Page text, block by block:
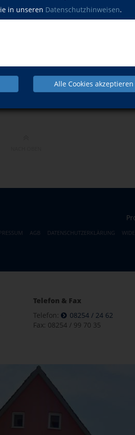
in unseren Datenschutzhinweisen.
Alle Cookies akzeptieren
20.02.2027 Petershausen
06.03.2027 Petershausen
AGB DATENSCHUTZERKLÄRUNG
Telefon & Fax
Telefon:
08254 / 24 62
Fax: 08254 / 99 70 35